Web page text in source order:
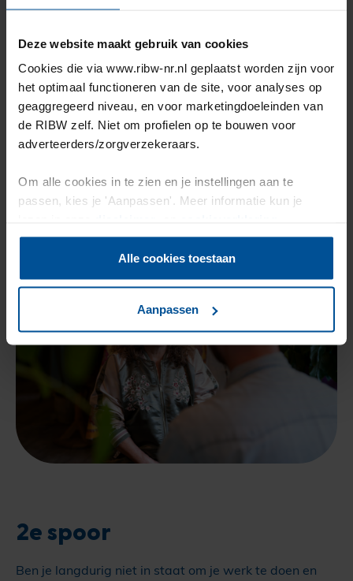
Deze website maakt gebruik van cookies
Cookies die via www.ribw-nr.nl geplaatst worden zijn voor
het optimaal functioneren van de site, voor analyses op
geaggregeerd niveau, en voor marketingdoeleinden van
de RIBW zelf. Niet om profielen op te bouwen voor
adverteerders/zorgverzekeraars.
Om alle cookies in te zien en je instellingen aan te
passen, kies je 'Aanpassen'. Meer informatie kun je
Alle cookies toestaan
Aanpassen
Jobcoaching
Ben je aan het werk, maar heb je daarbij hulp nodig?
Dan kun je jobcoaching aanvragen. Een jobcoach kijkt
samen met jou wat nodig is om jou zo goed mogelijk te
laten functioneren en je prettig te voelen op je
werkplek. Jobcoaching vindt altijd plaats in nauwe
samenwerking met de werkgever.
2e spoor
Ben je langdurig niet in staat om je werk te doen en